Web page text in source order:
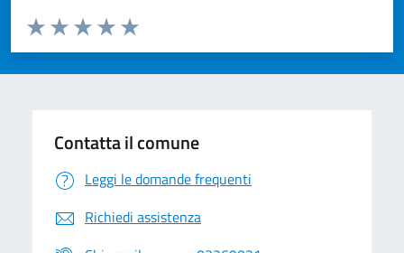
Valuta da 1 a 5 stelle la pagina
Valuta 5 stelle su 5
Valuta 4 stelle su 5
Valuta 3 stelle su 5
Valuta 2 stelle su 5
Valuta 1 stelle su 5
Contatta il comune
Leggi le domande frequenti
Richiedi assistenza